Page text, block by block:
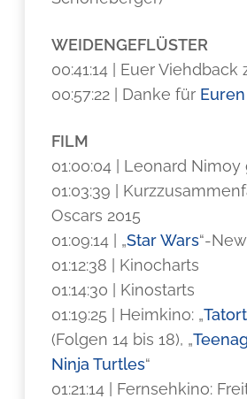
WEIDENGEFLÜSTER
00:41:14 | Euer Viehdback
00:57:22 | Danke für
FILM
01:00:04 | Leonard
01:03:39 |
Oscars 2015
01:09:14 | „Star Wars“-
01:12:38 | Kinocharts
01:14:30 | Kinostarts
01:19:25 | Heimkino: „
(Folgen 14 bis 18), „
Ninja Turtles“
01:21:14 | Fernsehkino: